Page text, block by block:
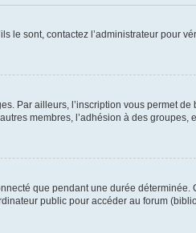
le sont, contactez l’administrateur pour
Par ailleurs, l’inscription vous permet
membres, l’adhésion à des groupes,
que pendant une durée déterminée.
public pour accéder au forum